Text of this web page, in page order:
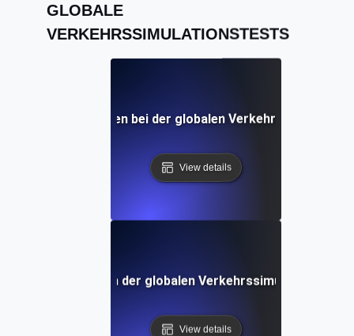
GLOBALE
VERKEHRSSIMULATIONSTESTS
Herausforderungen bei der globalen Verkehrssimulation
View details
Trends in der globalen Verkehrssimulation für
View details